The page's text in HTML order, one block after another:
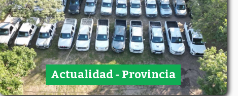
Actualidad - Provincia